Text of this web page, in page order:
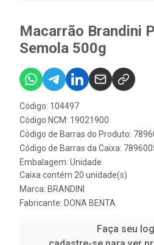
Macarrão Brandini
Semola 500g
Código: 104497
Código NCM: 19021900
Código de Barras do Produto:
Código de Barras da Caixa:
Embalagem: Unidade
Caixa contém 20 unidade(s)
Marca: BRANDINI
Fabricante: DONA BENTA
Faça seu